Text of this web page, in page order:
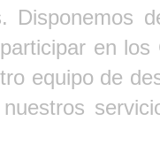
Disponemos
en
equipo de